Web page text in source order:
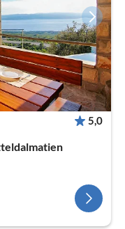
5,0